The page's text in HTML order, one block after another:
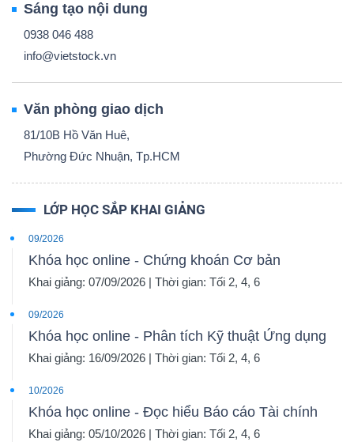
Sáng tạo nội dung
0938 046 488
info@vietstock.vn
Văn phòng giao dịch
81/10B Hồ Văn Huê,
Phường Đức Nhuận, Tp.HCM
LỚP HỌC SẮP KHAI GIẢNG
09/2026
Khóa học online - Chứng khoán Cơ bản
Khai giảng: 07/09/2026 | Thời gian: Tối 2, 4, 6
09/2026
Khóa học online - Phân tích Kỹ thuật Ứng dụng
Khai giảng: 16/09/2026 | Thời gian: Tối 2, 4, 6
10/2026
Khóa học online - Đọc hiểu Báo cáo Tài chính
Khai giảng: 05/10/2026 | Thời gian: Tối 2, 4, 6